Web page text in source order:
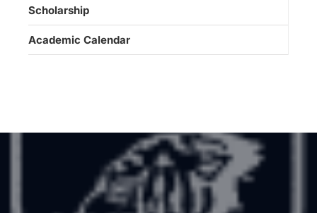
Scholarship
Academic Calendar